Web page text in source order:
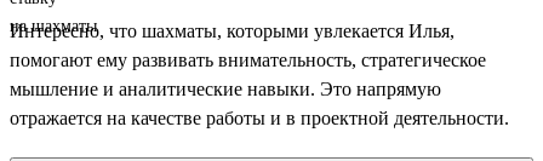
Интересно, что шахматы, которыми увлекается Илья,
помогают ему развивать внимательность, стратегическое
мышление и аналитические навыки. Это напрямую
отражается на качестве работы и в проектной деятельности.